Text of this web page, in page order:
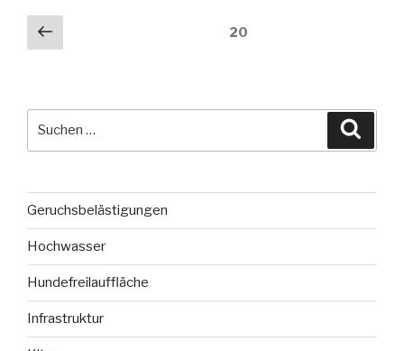
Seitennummerierung
der
Vorherige
Seite
20
Geruchsbelästigungen
Hochwasser
Hundefreilauffläche
Infrastruktur